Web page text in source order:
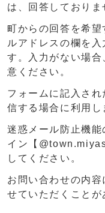
は、回答しておりま
町からの回答を希
ルアドレスの欄を
す。入力がない場
意ください。
フォームに記入さ
信する場合に利用し
迷惑メール防止機
イン【
してください。
お問い合わせの内
せていただくことが